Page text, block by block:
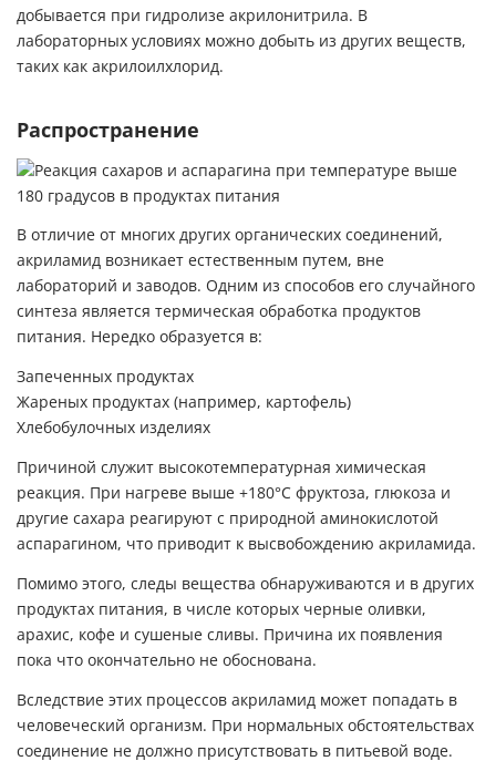
добывается при гидролизе акрилонитрила. В
лабораторных условиях можно добыть из других веществ,
таких как акрилоилхлорид.
Распространение
В отличие от многих других органических соединений,
акриламид возникает естественным путем, вне
лабораторий и заводов. Одним из способов его случайного
синтеза является термическая обработка продуктов
питания. Нередко образуется в:
Запеченных продуктах
Жареных продуктах (например, картофель)
Хлебобулочных изделиях
Причиной служит высокотемпературная химическая
реакция. При нагреве выше +180°C фруктоза, глюкоза и
другие сахара реагируют с природной аминокислотой
аспарагином, что приводит к высвобождению акриламида.
Помимо этого, следы вещества обнаруживаются и в других
продуктах питания, в числе которых черные оливки,
арахис, кофе и сушеные сливы. Причина их появления
пока что окончательно не обоснована.
Вследствие этих процессов акриламид может попадать в
человеческий организм. При нормальных обстоятельствах
соединение не должно присутствовать в питьевой воде.